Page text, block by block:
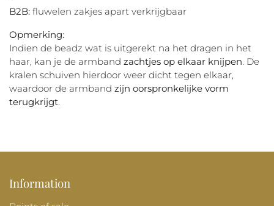
B2B: fluwelen zakjes apart verkrijgbaar
Opmerking:
Indien de beadz wat is uitgerekt na het dragen in het
haar, kan je de armband zachtjes op elkaar knijpen. De
kralen schuiven hierdoor weer dicht tegen elkaar,
waardoor de armband zijn oorspronkelijke vorm
terugkrijgt.
Information